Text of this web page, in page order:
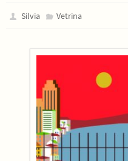
Silvia Vetrina